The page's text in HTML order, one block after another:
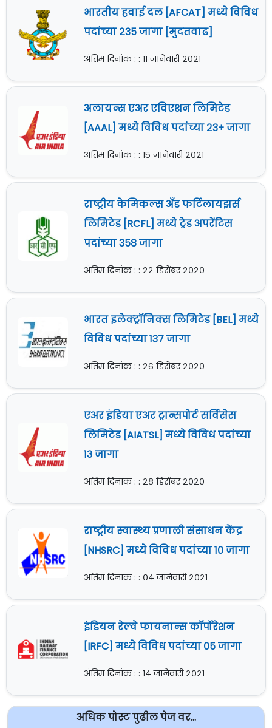
भारतीय हवाई दल [AFCAT] मध्ये विविध
पदांच्या २३५ जागा [मुदतवाढ]
अंतिम दिनांक : : ११ जानेवारी २०२१
अलायन्स एअर एविएशन लिमिटेड
[AAAL] मध्ये विविध पदांच्या २३+ जागा
अंतिम दिनांक : : १५ जानेवारी २०२१
राष्ट्रीय केमिकल्स अँड फर्टिलायझर्स
लिमिटेड [RCFL] मध्ये ट्रेड अपरेंटिस
पदांच्या ३५८ जागा
अंतिम दिनांक : : २२ डिसेंबर २०२०
भारत इलेक्ट्रॉनिक्स लिमिटेड [BEL] मध्ये
विविध पदांच्या १३७ जागा
अंतिम दिनांक : : २६ डिसेंबर २०२०
एअर इंडिया एअर ट्रान्सपोर्ट सर्विसेस
लिमिटेड [AIATSL] मध्ये विविध पदांच्या
१३ जागा
अंतिम दिनांक : : २८ डिसेंबर २०२०
राष्ट्रीय स्वास्थ्य प्रणाली संसाधन केंद्र
[NHSRC] मध्ये विविध पदांच्या १० जागा
अंतिम दिनांक : : ०४ जानेवारी २०२१
इंडियन रेल्वे फायनान्स कॉर्पोरेशन
[IRFC] मध्ये विविध पदांच्या ०५ जागा
अंतिम दिनांक : : १४ जानेवारी २०२१
अधिक पोस्ट पुढील पेज वर...